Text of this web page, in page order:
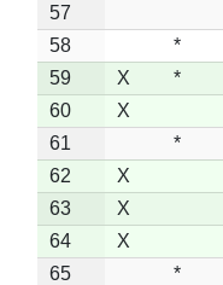
57
58
*
59
X *
60
X
61
*
62
X
63
X
64
X
65
*